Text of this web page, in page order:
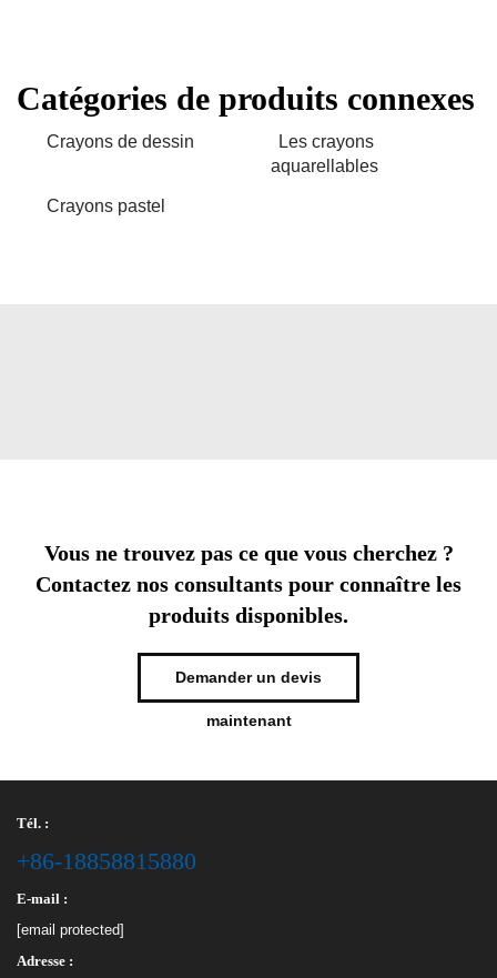
Catégories de produits connexes
Crayons de dessin
Les crayons
aquarellables
Crayons pastel
Vous ne trouvez pas ce que vous cherchez ?
Contactez nos consultants pour connaître les
produits disponibles.
Demander un devis
maintenant
Tél. :
+86-18858815880
E-mail :
[email protected]
Adresse :